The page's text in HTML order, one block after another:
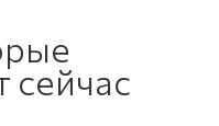
сейчас